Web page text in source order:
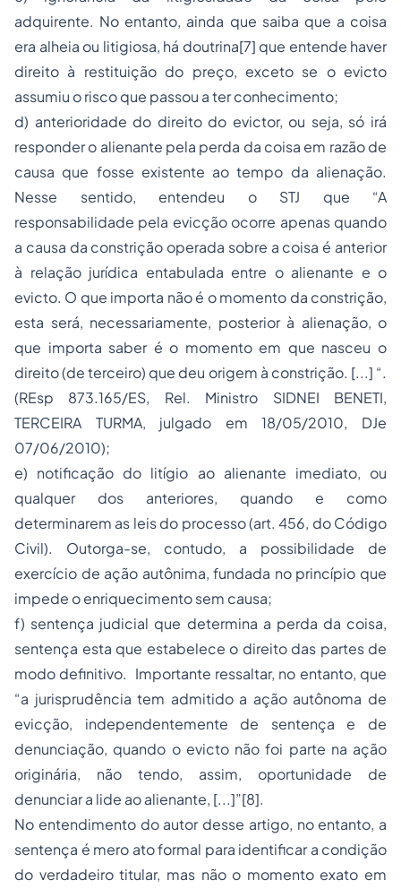
adquirente. No entanto, ainda que saiba que a coisa
era alheia ou litigiosa, há doutrina[7] que entende haver
direito à restituição do preço, exceto se o evicto
assumiu o risco que passou a ter conhecimento;
d) anterioridade do direito do evictor, ou seja, só irá
responder o alienante pela perda da coisa em razão de
causa que fosse existente ao tempo da alienação.
Nesse sentido, entendeu o STJ que “A
responsabilidade pela evicção ocorre apenas quando
a causa da constrição operada sobre a coisa é anterior
à relação jurídica entabulada entre o alienante e o
evicto. O que importa não é o momento da constrição,
esta será, necessariamente, posterior à alienação, o
que importa saber é o momento em que nasceu o
direito (de terceiro) que deu origem à constrição. [...] “.
(REsp 873.165/ES, Rel. Ministro SIDNEI BENETI,
TERCEIRA TURMA, julgado em 18/05/2010, DJe
07/06/2010);
e) notificação do litígio ao alienante imediato, ou
qualquer dos anteriores, quando e como
determinarem as leis do processo(art. 456, do Código
Civil). Outorga-se, contudo, a possibilidade de
exercício de ação autônima, fundada no princípio que
impede o enriquecimento sem causa;
f) sentença judicial que determina a perda da coisa,
sentença esta que estabelece o direito das partes de
modo definitivo. Importante ressaltar, no entanto, que
“a jurisprudência tem admitido a ação autônoma de
evicção, independentemente de sentença e de
denunciação, quando o evicto não foi parte na ação
originária, não tendo, assim, oportunidade de
denunciar a lide ao alienante, [...]”[8].
No entendimento do autor desse artigo, no entanto, a
sentença é mero ato formal para identificar a condição
do verdadeiro titular, mas não o momento exato em